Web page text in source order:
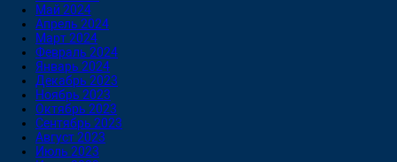
Май 2024
Апрель 2024
Март 2024
Февраль 2024
Январь 2024
Декабрь 2023
Ноябрь 2023
Октябрь 2023
Сентябрь 2023
Август 2023
Июль 2023